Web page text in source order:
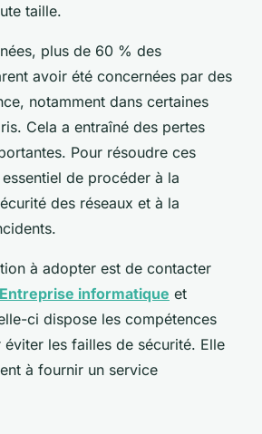
taille.
plus de 60 % des
avoir été concernées par des
notamment dans certaines
Cela a entraîné des pertes
Pour résoudre ces
de procéder à la
des réseaux et à la
à adopter est de contacter
Entreprise informatique et
ci dispose les compétences
éviter les failles de sécurité. Elle
à fournir un service